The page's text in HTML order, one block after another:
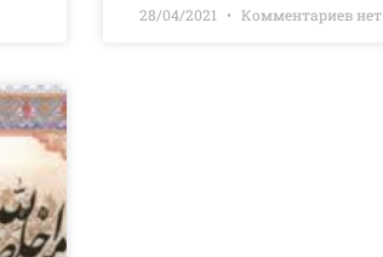
28/04/2021 Комментариев нет